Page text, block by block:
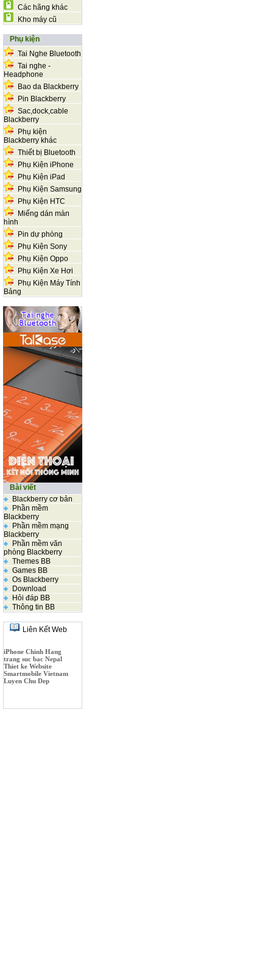
Các hãng khác
Kho máy cũ
Phụ kiện
Tai Nghe Bluetooth
Tai nghe -
Headphone
Bao da Blackberry
Pin Blackberry
Sac,dock,cable
Blackberry
Phụ kiện
Blackberry khác
Thiết bị Bluetooth
Phụ Kiện iPhone
Phụ Kiện iPad
Phụ Kiện Samsung
Phụ Kiện HTC
Miếng dán màn
hình
Pin dự phòng
Phụ Kiện Sony
Phụ Kiện Oppo
Phụ Kiện Xe Hơi
Phụ Kiện Máy Tính
Bảng
Bài viết
Blackberry cơ bản
Phần mềm
Blackberry
Phần mềm mạng
Blackberry
Phần mềm văn
phòng Blackberry
Themes BB
Games BB
Os Blackberry
Download
Hỏi đáp BB
Thông tin BB
Liên Kết Web
iPhone Chinh Hang
trang suc bac Nepal
Thiet ke Website
Smartmobile Vietnam
Luyen Chu Dep